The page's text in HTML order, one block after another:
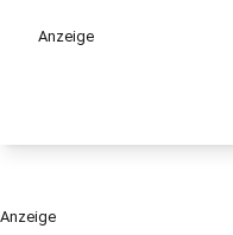
Anzeige
Anzeige